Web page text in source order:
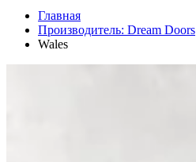
Главная
Производитель: Dream Doors
Wales